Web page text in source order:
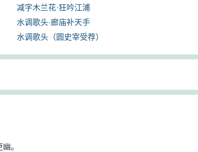
减字木兰花·狂吟江浦
水调歌头·廊庙补天手
水调歌头（圆史宰受荐）
。